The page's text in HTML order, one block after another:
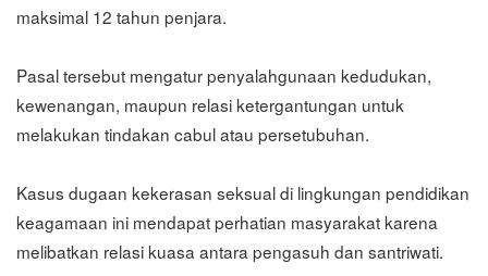
maksimal 12 tahun penjara.
Pasal tersebut mengatur penyalahgunaan kedudukan,
kewenangan, maupun relasi ketergantungan untuk
melakukan tindakan cabul atau persetubuhan.
Kasus dugaan kekerasan seksual di lingkungan pendidikan
keagamaan ini mendapat perhatian masyarakat karena
melibatkan relasi kuasa antara pengasuh dan santriwati.